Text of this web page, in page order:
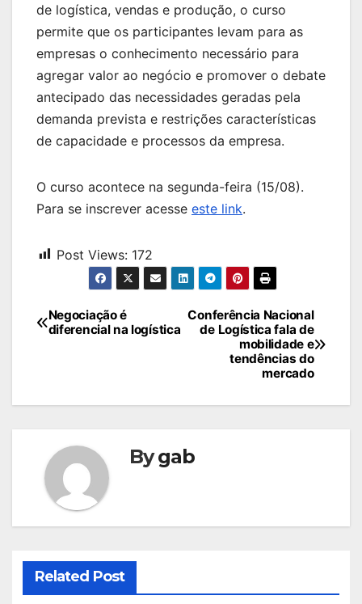
de logística, vendas e produção, o curso
permite que os participantes levam para as
empresas o conhecimento necessário para
agregar valor ao negócio e promover o debate
antecipado das necessidades geradas pela
demanda prevista e restrições características
de capacidade e processos da empresa.
O curso acontece na segunda-feira (15/08).
Para se inscrever acesse este link.
Post Views: 172
Navegação
Conferência Nacional
de Logística fala de
mobilidade e
tendências do
mercado
Negociação é
diferencial na logística
Bygab
Related Post